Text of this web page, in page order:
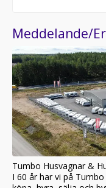
Meddelande/
Tumbo Husvagnar &
I 60 år har vi på